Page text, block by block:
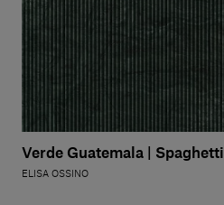
Verde Guatemala | Spaghetti
ELISA OSSINO